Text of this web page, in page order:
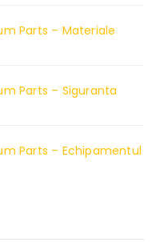
Parts – Materiale
Parts – Siguranta
Parts – Echipamentul